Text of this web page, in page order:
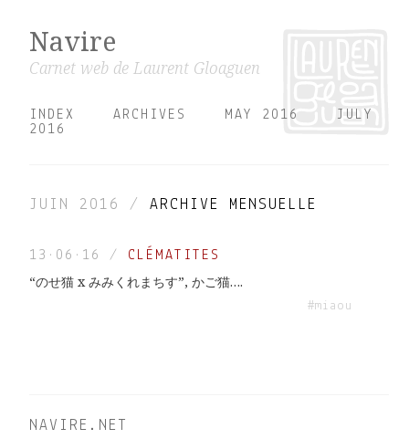
Navire
Carnet web de Laurent Gloaguen
INDEX ARCHIVES MAY 2016
JULY
2016
JUIN 2016 / ARCHIVE MENSUELLE
13·06·16 / CLÉMATITES
“のせ猫 x みみくれまちす”, かご猫….
#miaou
NAVIRE.NET